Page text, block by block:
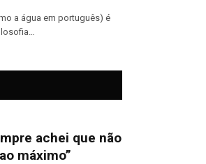
a água em português) é
achei que não
máximo”